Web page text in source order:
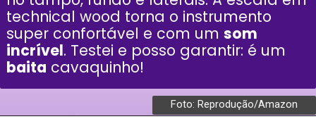
Foto: Reprodução/Amazon
technical wood torna o instrumento
super confortável e com um som
incrível. Testei e posso garantir: é um
baita cavaquinho!